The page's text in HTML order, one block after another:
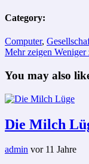
Category:
Computer,
Mehr zeigen Weniger
You may also
Die Milch
admin vor 11 Jahre